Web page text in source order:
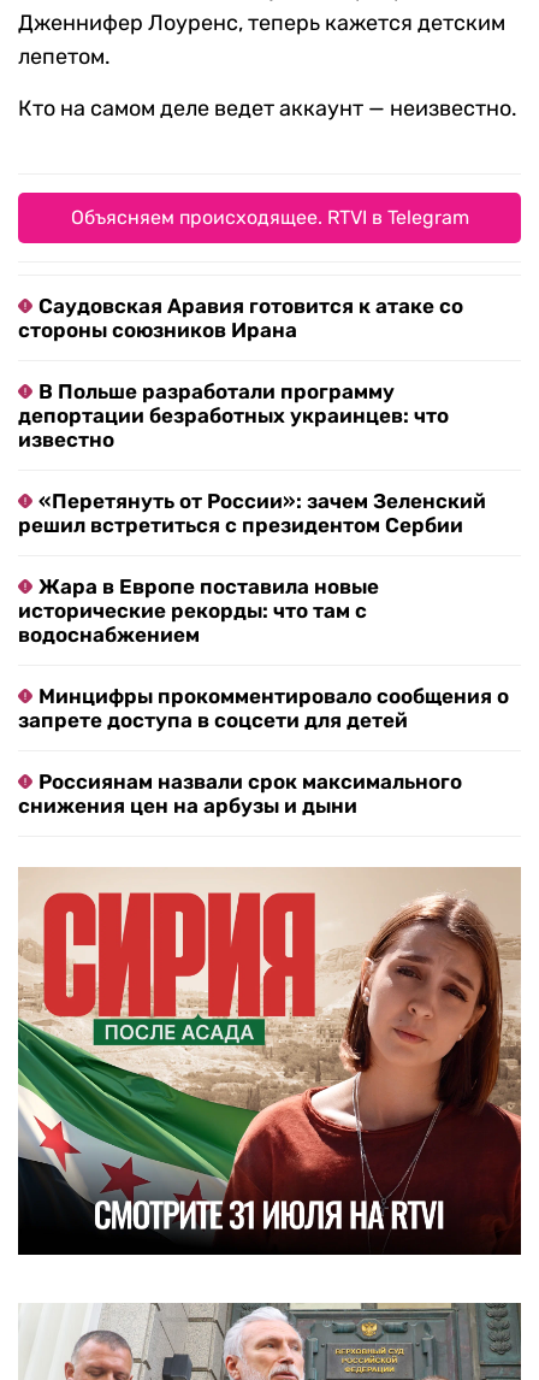
Дженнифер Лоуренс, теперь кажется детским
лепетом.
Кто на самом деле ведет аккаунт — неизвестно.
Объясняем происходящее. RTVI в Telegram
Саудовская Аравия готовится к атаке со
стороны союзников Ирана
В Польше разработали программу
депортации безработных украинцев: что
известно
«Перетянуть от России»: зачем Зеленский
решил встретиться с президентом Сербии
Жара в Европе поставила новые
исторические рекорды: что там с
водоснабжением
Минцифры прокомментировало сообщения о
запрете доступа в соцсети для детей
Россиянам назвали срок максимального
снижения цен на арбузы и дыни